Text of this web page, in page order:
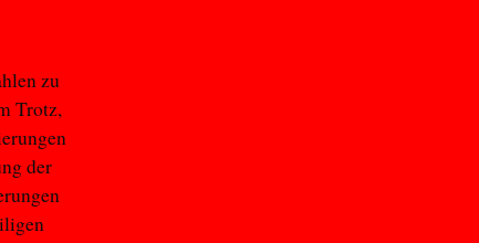
zu
Trotz,
der